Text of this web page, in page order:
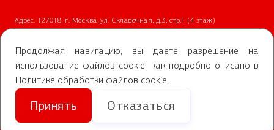
Адрес: 127018, г. Москва, ул. Складочная, д.3, стр.1 (4 этаж)
Телефон:+7 (499) 700-05-05
2025 АО «НВБС»
Политика обработки персональных данных
Условия обработки персональных данных
Правила акции «Выиграй Айфон 17 Про»
Продолжая навигацию, вы даете разрешение на
использование файлов cookie, как подробно описано в
Политике обработки файлов cookie.
Принять Отказаться